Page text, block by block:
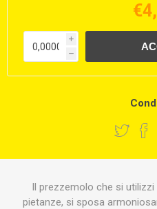
i
h
Il prezzemolo che si
pietanze, si sposa